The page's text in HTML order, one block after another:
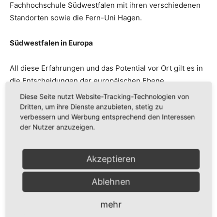
Fachhochschule Südwestfalen mit ihren verschiedenen
Standorten sowie die Fern-Uni Hagen.
Südwestfalen in Europa
All diese Erfahrungen und das Potential vor Ort gilt es in
die Entscheidungen der europäischen Ebene
einzubringen, ohne jedoch berechtigte Interessen
anderer Regionen zu vernachlässigen. Für mich als
Nordrhein-Westfälin ist das eine Selbstverständlichkeit,
denn in unserem Bundesland mit vielen
Stärken und Schwerpunkten, gehörte
Interessenausgleich schon immer mit zum Programm.
Es ist mir ein großes Anliegen, einerseits europäische
Politik in meinem Wahlkreis transparent zu machen und
Diese Seite nutzt Website-Tracking-Technologien von
Dritten, um ihre Dienste anzubieten, stetig zu
verbessern und Werbung entsprechend den Interessen
der Nutzer anzuzeigen.
Akzeptieren
Ablehnen
mehr